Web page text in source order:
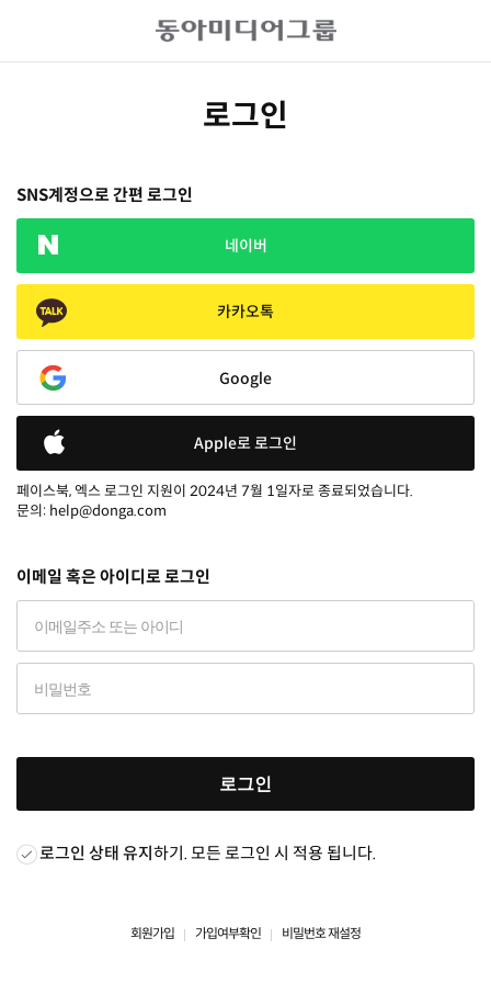
로그인
SNS계정으로 간편 로그인
네이버
카카오톡
Google
Apple로 로그인
페이스북, 엑스 로그인 지원이 2024년 7월 1일자로 종료되었습니다.
문의: help@donga.com
이메일 혹은 아이디로 로그인
로그인
로그인 상태 유지하기. 모든 로그인 시 적용 됩니다.
회원가입 가입여부확인 비밀번호 재설정